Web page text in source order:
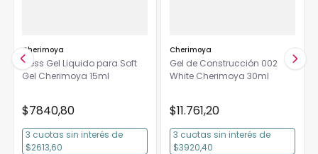
Cherimoya
Press Gel Liquido para Soft
Gel Cherimoya 15ml
$7840,80
3 cuotas sin interés de
$2613,60
Cherimoya
Gel de Construcción 002
White Cherimoya 30ml
$11.761,20
3 cuotas sin interés de
$3920,40